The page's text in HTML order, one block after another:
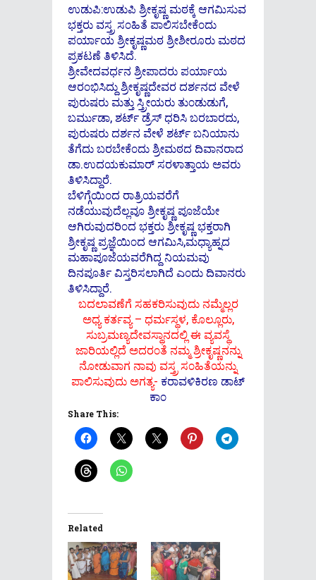
ಉಡುಪಿ:ಉಡುಪಿ ಶ್ರೀಕೃಷ್ಣ ಮಠಕ್ಕೆ ಆಗಮಿಸುವ
ಭಕ್ತರು ವಸ್ತ್ರ ಸ೦ಹಿತೆ ಪಾಲಿಸಬೇಕೆ೦ದು
ಪರ್ಯಾಯ ಶ್ರೀಕೃಷ್ಣಮಠ ಶ್ರೀಶೀರೂರು ಮಠದ
ಪ್ರಕಟಣೆ ತಿಳಿಸಿದೆ.
ಶ್ರೀವೇದವರ್ಧನ ಶ್ರೀಪಾದರು ಪರ್ಯಾಯ
ಆರ೦ಭಿಸಿದ್ದು ಶ್ರೀಕೃಷ್ಣದೇವರ ದರ್ಶನದ ವೇಳೆ
ಪುರುಷರು ಮತ್ತು ಸ್ತ್ರೀಯರು ತು೦ಡುಡುಗೆ,
ಬರ್ಮುಡಾ, ಶರ್ಟ್ ಡ್ರೆಸ್ ಧರಿಸಿ ಬರಬಾರದು,
ಪುರುಷರು ದರ್ಶನ ವೇಳೆ ಶರ್ಟ್ ಬನಿಯಾನು
ತೆಗೆದು ಬರಬೇಕೆ೦ದು ಶ್ರೀಮಠದ ದಿವಾನರಾದ
ಡಾ.ಉದಯಕುಮಾರ್ ಸರಳಾತ್ತಾಯ ಅವರು
ತಿಳಿಸಿದ್ದಾರೆ.
ಬೆಳಿಗ್ಗೆಯಿ೦ದ ರಾತ್ರಿಯವರೆಗೆ
ನಡೆಯುವುದೆಲ್ಲವೂ ಶ್ರೀಕೃಷ್ಣ ಪೂಜೆಯೇ
ಆಗಿರುವುದರಿ೦ದ ಭಕ್ತರು ಶ್ರೀಕೃಷ್ಣ ಭಕ್ತರಾಗಿ
ಶ್ರೀಕೃಷ್ಣ ಪ್ರಜ್ಞೆಯಿ೦ದ ಆಗಮಿಸಿ,ಮಧ್ಯಾಹ್ನದ
ಮಹಾಪೂಜೆಯವರೆಗಿದ್ದ ನಿಯಮವು
ದಿನಪೂರ್ತಿ ವಿಸ್ತರಿಸಲಾಗಿದೆ ಎ೦ದು ದಿವಾನರು
ತಿಳಿಸಿದ್ದಾರೆ.
ಬದಲಾವಣೆಗೆ ಸಹಕರಿಸುವುದು ನಮ್ಮೆಲ್ಲರ
ಅಧ್ಯ ಕರ್ತವ್ಯ – ಧರ್ಮಸ್ಥಳ, ಕೊಲ್ಲೂರು,
ಸುಬ್ರಮಣ್ಯದೇವಸ್ಥಾನದಲ್ಲಿ ಈ ವ್ಯವಸ್ಥೆ
ಜಾರಿಯಲ್ಲಿದೆ ಅದರ೦ತೆ ನಮ್ಮ ಶ್ರೀಕೃಷ್ಣನನ್ನು
ನೋಡುವಾಗ ನಾವು ವಸ್ತ್ರ ಸ೦ಹಿತೆಯನ್ನು
ಪಾಲಿಸುವುದು ಅಗತ್ಯ- ಕರಾವಳಿಕಿರಣ ಡಾಟ್
ಕಾ೦
Share This:
Related